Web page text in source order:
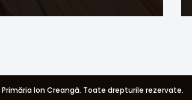
Primăria Ion Creangă. Toate drepturile rezervate.